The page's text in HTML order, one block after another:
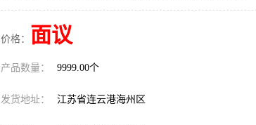
价格： 面议
产品数量： 9999.00个
发货地址： 江苏省连云港海州区